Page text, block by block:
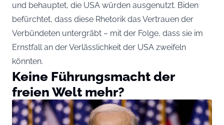
und behauptet, die USA würden ausgenutzt. Biden
befürchtet, dass diese Rhetorik das Vertrauen der
Verbündeten untergräbt – mit der Folge, dass sie im
Ernstfall an der Verlässlichkeit der USA zweifeln
könnten.
Keine Führungsmacht der
freien Welt mehr?